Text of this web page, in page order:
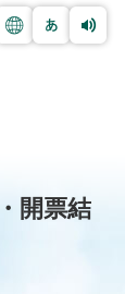
開票結